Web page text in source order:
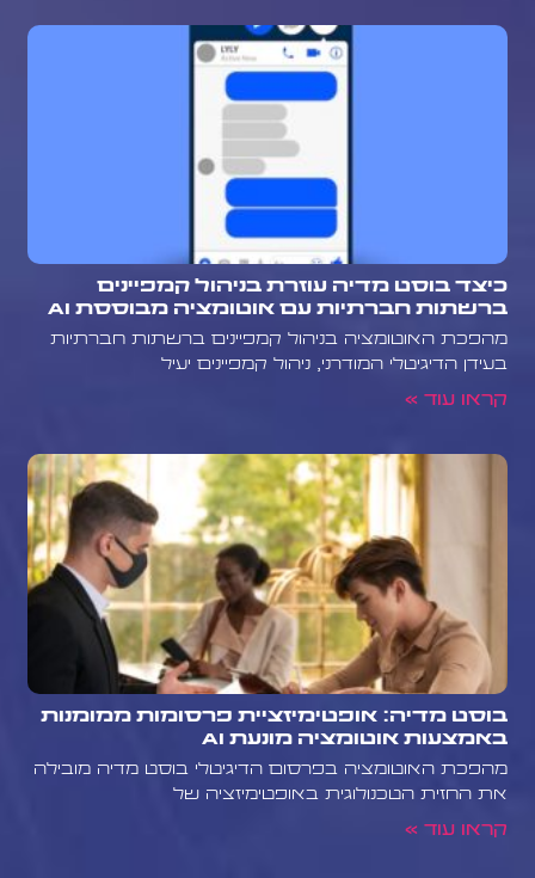
כיצד בוסט מדיה עוזרת בניהול קמפיינים
ברשתות חברתיות עם אוטומציה מבוססת AI
מהפכת האוטומציה בניהול קמפיינים ברשתות חברתיות
בעידן הדיגיטלי המודרני, ניהול קמפיינים יעיל
קראו עוד »
בוסט מדיה: אופטימיזציית פרסומות ממומנות
באמצעות אוטומציה מונעת AI
מהפכת האוטומציה בפרסום הדיגיטלי בוסט מדיה מובילה
את החזית הטכנולוגית באופטימיזציה של
קראו עוד »